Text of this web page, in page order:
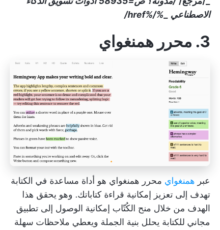
الاصطناعي
%/%href/
3. محرر همنغواي
عبر همنغواي محرر همنغواي هو أداة مساعدة في الكتابة
تهدف إلى تعزيز إمكانية قراءة كتاباتك. وهو يحقق هذا
الهدف من خلال منح الكُتّاب إمكانية الوصول إلى تطبيق
مجاني للكتابة يحلل بنية الجملة ويعطي ملاحظات سهلة